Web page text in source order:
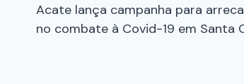
Acate lança campanha para
no combate à Covid-19 em Santa